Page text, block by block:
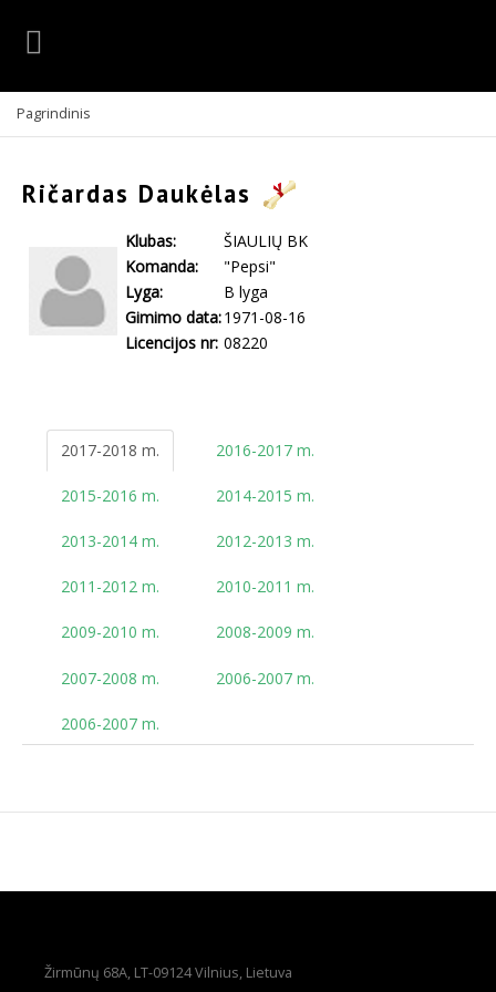
Pagrindinis
Ričardas Daukėlas
Klubas:
ŠIAULIŲ BK
Komanda:
"Pepsi"
Lyga:
B lyga
Gimimo data:1971-08-16
Licencijos nr: 08220
2017-2018 m. 2016-2017 m.
2015-2016 m. 2014-2015 m.
2013-2014 m. 2012-2013 m.
2011-2012 m. 2010-2011 m.
2009-2010 m. 2008-2009 m.
2007-2008 m. 2006-2007 m.
2006-2007 m.
Žirmūnų 68A, LT-09124 Vilnius, Lietuva